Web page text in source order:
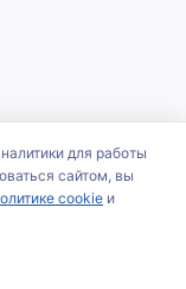
для работы
сайтом, вы
cookie и